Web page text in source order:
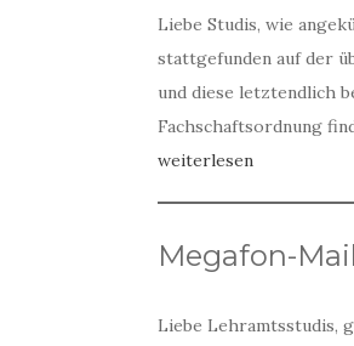
Liebe Studis, wie
stattgefunden auf der
und diese letztendlich
Fachschaftsordnung
weiterlesen
Megafon-
Liebe Lehramtsstudis,